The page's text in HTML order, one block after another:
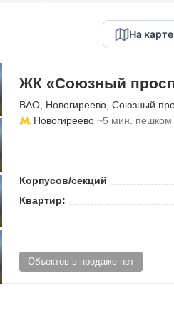
На карте
ЖК «Союзный
ВАО Новогиреево Союзный
Новогиреево ~5 мин. пешком
Корпусов/секций
Квартир:
Объектов в продаже нет